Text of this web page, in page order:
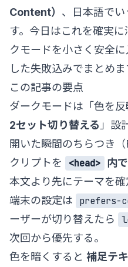
Content） 、日本語で
す。今日はこれを確実
クモードを小さく安全
した失敗込みでまとめま
この記事の要点
ダークモードは「色を反
2セット切り替える 」設
開いた瞬間のちらつき
クリプトを
<head> 内
本文より先にテーマを確
端末の設定は
prefers-
ーザーが切り替えたら
次回から優先する。
色を暗くすると 補足テ